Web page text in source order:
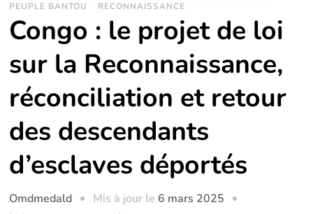
PEUPLE BANTOU
RECONNAISSANCE
Congo : le projet de loi
sur la Reconnaissance,
réconciliation et retour
des descendants
d’esclaves déportés
Omdmedald Mis à jour le 6 mars 2025